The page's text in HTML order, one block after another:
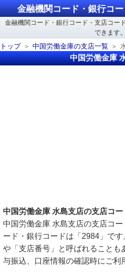
金融機関コード・銀行コ
金融機関コード・銀行コード・支店コー
できます。
トップ
中国労働金庫の支店一覧
中国労働金庫
中国労働金庫 水島支店の支店コ
中国労働金庫 水島支店の支店コ
ード・銀行コードは「2984」です
や「支店番号」と呼ばれることも
与振込、口座情報の確認時にご利